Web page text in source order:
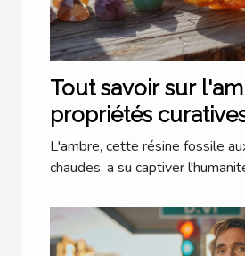
Tout savoir sur
propriétés
lithothérapie
L'ambre, cette résine fossile
chaudes, a su captiver